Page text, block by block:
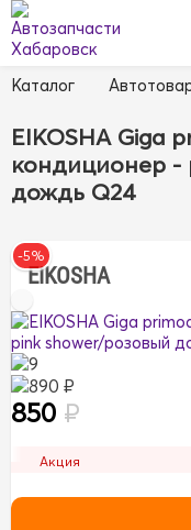
Каталог
EIKOSHA Giga
кондиционер -
дождь Q24
EIKOSHA
-5%
9
890 ₽
850 ₽
Акция